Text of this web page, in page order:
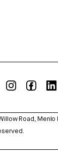
Road, Menlo